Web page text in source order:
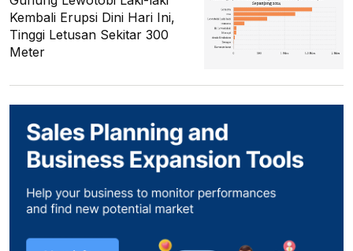
Kembali Erupsi Dini Hari Ini,
Tinggi Letusan Sekitar 300
Meter